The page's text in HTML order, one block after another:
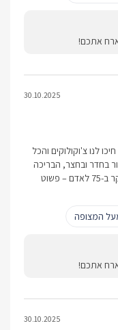
אתכם!
30.10.2025
לנו צ'וקולוקים והכל
בחדר ובחצר, הבריכה
מושלמת, הג'קוזי מפנק והזמנו את הארוחת בוקר ב-75 לאדם – פשוט
המצופה
אתכם!
30.10.2025